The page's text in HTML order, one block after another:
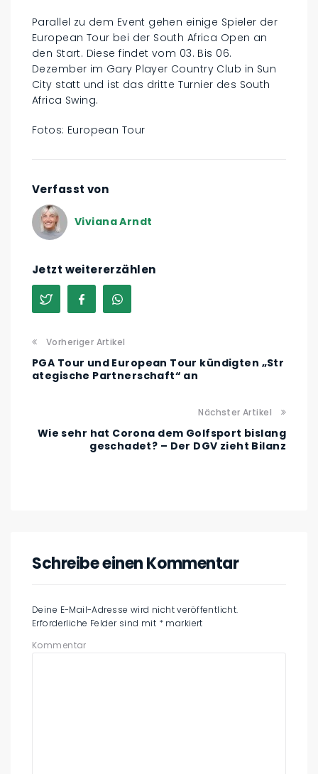
Parallel zu dem Event gehen einige Spieler der
European Tour bei der South Africa Open an
den Start. Diese findet vom 03. Bis 06.
Dezember im Gary Player Country Club in Sun
City statt und ist das dritte Turnier des South
Africa Swing.
Fotos: European Tour
Verfasst von
Viviana Arndt
Jetzt weitererzählen
Vorheriger Artikel
PGA Tour und European Tour kündigten „Str
ategische Partnerschaft“ an
Nächster Artikel
Wie sehr hat Corona dem Golfsport bislang
geschadet? – Der DGV zieht Bilanz
Schreibe einen Kommentar
Deine E-Mail-Adresse wird nicht veröffentlicht.
Erforderliche Felder sind mit * markiert
Kommentar